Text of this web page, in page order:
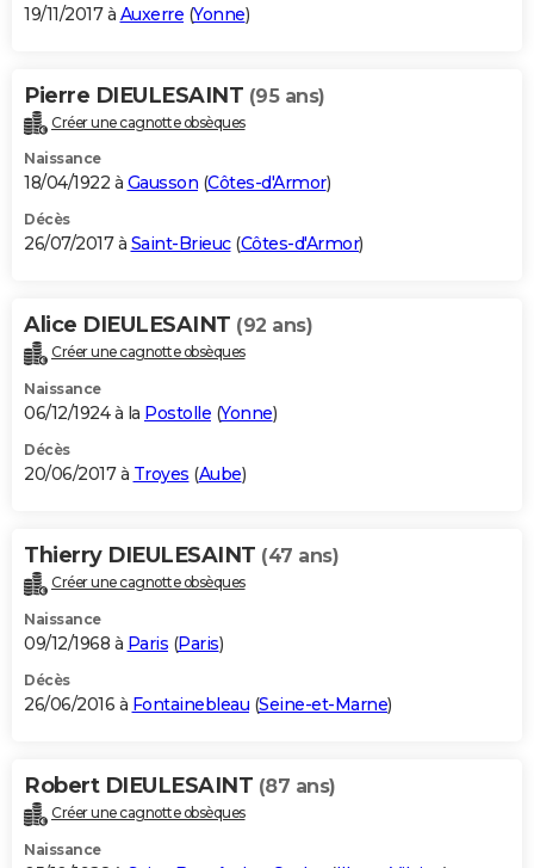
19/11/2017 à Auxerre (Yonne)
Pierre DIEULESAINT (95 ans)
Créer une cagnotte obsèques
Naissance
18/04/1922 à Gausson (Côtes-d'Armor)
Décès
26/07/2017 à Saint-Brieuc(Côtes-d'Armor)
Alice DIEULESAINT (92 ans)
Créer une cagnotte obsèques
Naissance
06/12/1924 à la Postolle (Yonne)
Décès
20/06/2017 à Troyes (Aube)
Thierry DIEULESAINT (47 ans)
Créer une cagnotte obsèques
Naissance
09/12/1968 à Paris (Paris)
Décès
26/06/2016 à Fontainebleau (Seine-et-Marne)
Robert DIEULESAINT (87 ans)
Créer une cagnotte obsèques
Naissance